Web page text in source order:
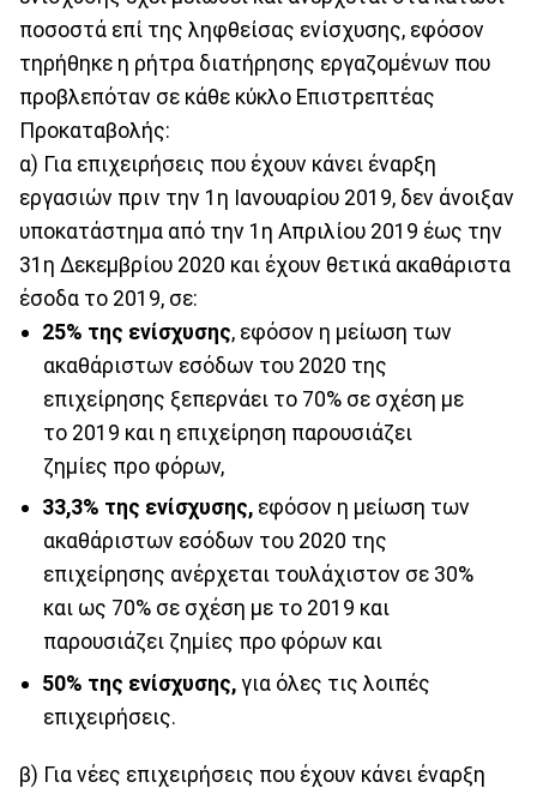
ποσοστά επί της ληφθείσας ενίσχυσης, εφόσον
τηρήθηκε η ρήτρα διατήρησης εργαζομένων που
προβλεπόταν σε κάθε κύκλο Επιστρεπτέας
Προκαταβολής:
α) Για επιχειρήσεις που έχουν κάνει έναρξη
εργασιών πριν την 1η Ιανουαρίου 2019, δεν άνοιξαν
υποκατάστημα από την 1η Απριλίου 2019 έως την
31η Δεκεμβρίου 2020 και έχουν θετικά ακαθάριστα
έσοδα το 2019, σε:
25% της ενίσχυσης, εφόσον η μείωση των
ακαθάριστων εσόδων του 2020 της
επιχείρησης ξεπερνάει το 70% σε σχέση με
το 2019 και η επιχείρηση παρουσιάζει
ζημίες προ φόρων,
33,3% της ενίσχυσης,εφόσον η μείωση των
ακαθάριστων εσόδων του 2020 της
επιχείρησης ανέρχεται τουλάχιστον σε 30%
και ως 70% σε σχέση με το 2019 και
παρουσιάζει ζημίες προ φόρων και
50% της ενίσχυσης,για όλες τις λοιπές
επιχειρήσεις.
β) Για νέες επιχειρήσεις που έχουν κάνει έναρξη